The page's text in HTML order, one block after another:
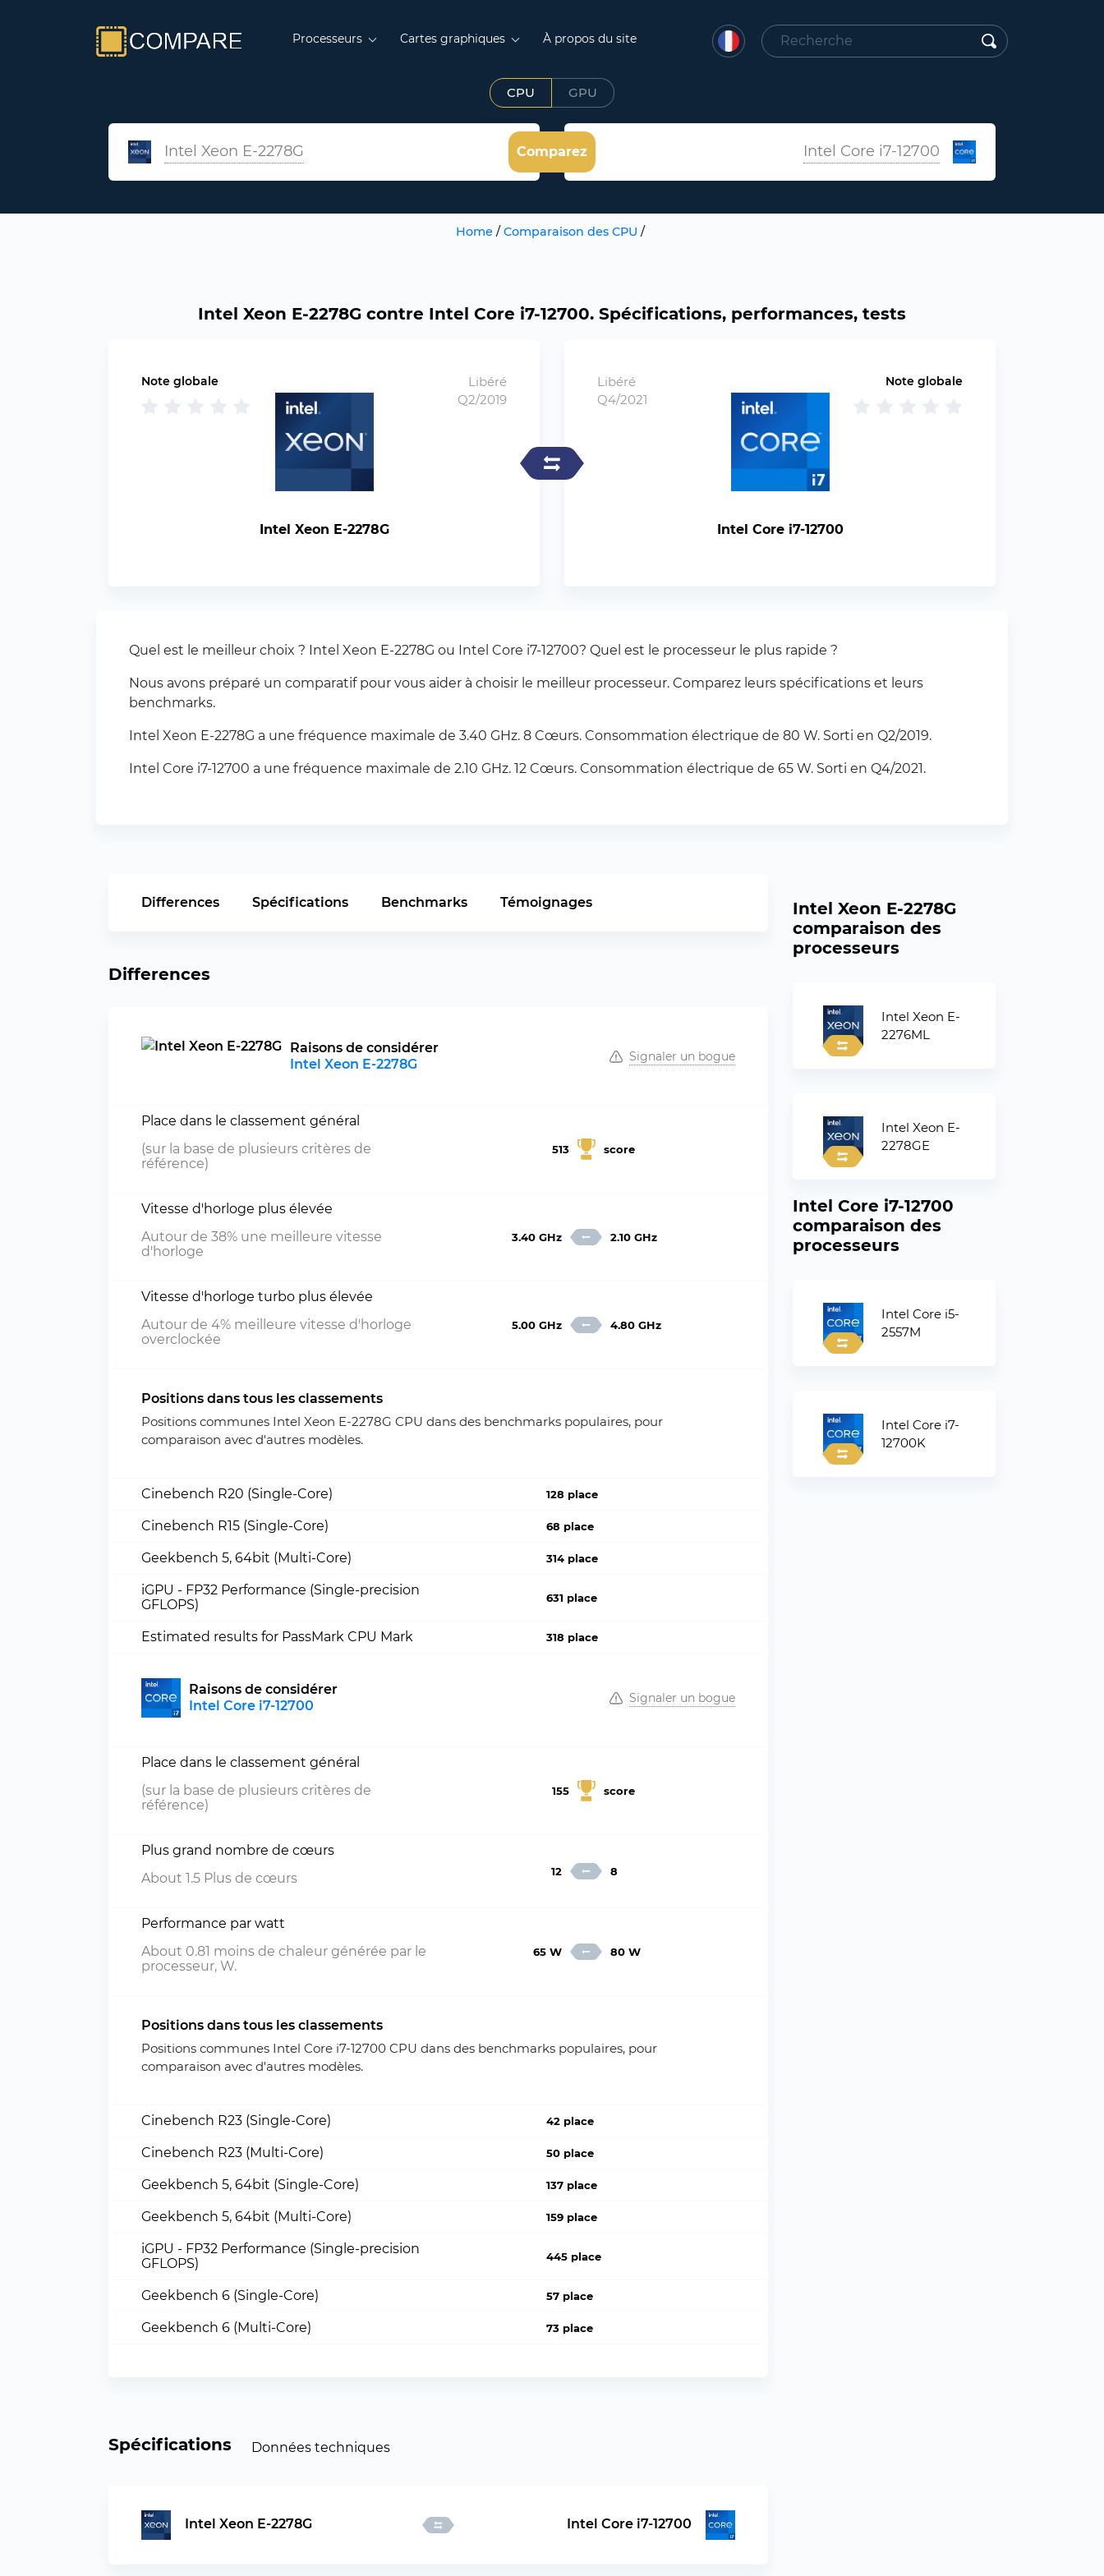
Processeurs Cartes graphiques À propos du site
CPU GPU
Intel Xeon E-2278G Intel Core i7-12700
Comparez
Home / Comparaison des CPU /
Intel Xeon E-2278G contre Intel Core i7-12700. Spécifications, performances, tests
Note globale
Libéré
Q2/2019
Intel Xeon E-2278G
Libéré
Q4/2021
Note globale
Intel Core i7-12700
Quel est le meilleur choix ? Intel Xeon E-2278G ou Intel Core i7-12700? Quel est le processeur le plus rapide ?
Nous avons préparé un comparatif pour vous aider à choisir le meilleur processeur. Comparez leurs spécifications et leurs
benchmarks.
Intel Xeon E-2278G a une fréquence maximale de 3.40 GHz. 8 Cœurs. Consommation électrique de 80 W. Sorti en Q2/2019.
Intel Core i7-12700 a une fréquence maximale de 2.10 GHz. 12 Cœurs. Consommation électrique de 65 W. Sorti en Q4/2021.
Differences Spécifications Benchmarks Témoignages
Differences
Raisons de considérer
Intel Xeon E-2278G
Signaler un bogue
Place dans le classement général
(sur la base de plusieurs critères de
référence)
513 score
Vitesse d'horloge plus élevée
Autour de 38% une meilleure vitesse
d'horloge
3.40 GHz 2.10 GHz
Vitesse d'horloge turbo plus élevée
Autour de 4% meilleure vitesse d'horloge
overclockée
5.00 GHz 4.80 GHz
Positions dans tous les classements
Positions communes Intel Xeon E-2278G CPU dans des benchmarks populaires, pour
comparaison avec d'autres modèles.
Cinebench R20 (Single-Core) 128 place
Cinebench R15 (Single-Core) 68 place
Geekbench 5, 64bit (Multi-Core) 314 place
iGPU - FP32 Performance (Single-precision
GFLOPS)
631 place
Estimated results for PassMark CPU Mark 318 place
Raisons de considérer
Intel Core i7-12700
Signaler un bogue
Place dans le classement général
(sur la base de plusieurs critères de
référence)
155 score
Plus grand nombre de cœurs
About 1.5 Plus de cœurs
12 8
Performance par watt
About 0.81 moins de chaleur générée par le
processeur, W.
65 W 80 W
Positions dans tous les classements
Positions communes Intel Core i7-12700 CPU dans des benchmarks populaires, pour
comparaison avec d'autres modèles.
Cinebench R23 (Single-Core) 42 place
Cinebench R23 (Multi-Core) 50 place
Geekbench 5, 64bit (Single-Core) 137 place
Geekbench 5, 64bit (Multi-Core) 159 place
iGPU - FP32 Performance (Single-precision
GFLOPS)
445 place
Geekbench 6 (Single-Core) 57 place
Geekbench 6 (Multi-Core) 73 place
Spécifications Données techniques
Intel Xeon E-2278G Intel Core i7-12700
Intel Xeon E-2278G
comparaison des
processeurs
Intel Xeon E-
2276ML
Intel Xeon E-
2278GE
Intel Core i7-12700
comparaison des
processeurs
Intel Core i5-
2557M
Intel Core i7-
12700K